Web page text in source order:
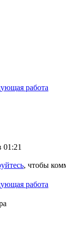
работа
01:21
, чтобы
работа